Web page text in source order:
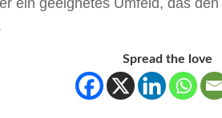
ein geeignetes Umfeld, das
Spread the love